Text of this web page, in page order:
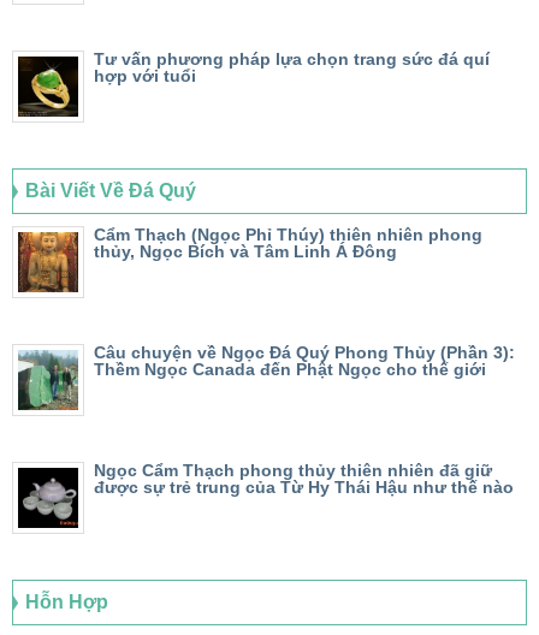
Tư vấn phương pháp lựa chọn trang sức đá quí
hợp với tuổi
Bài Viết Về Đá Quý
Cẩm Thạch (Ngọc Phỉ Thúy) thiên nhiên phong
thủy, Ngọc Bích và Tâm Linh Á Đông
Câu chuyện về Ngọc Đá Quý Phong Thủy (Phần 3):
Thềm Ngọc Canada đến Phật Ngọc cho thế giới
Ngọc Cẩm Thạch phong thủy thiên nhiên đã giữ
được sự trẻ trung của Từ Hy Thái Hậu như thế nào
Hỗn Hợp